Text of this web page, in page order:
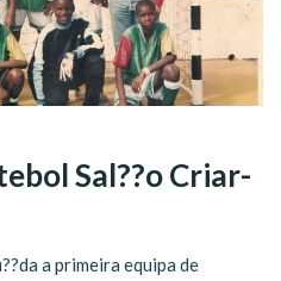
Sal??o Criar-
a primeira equipa de